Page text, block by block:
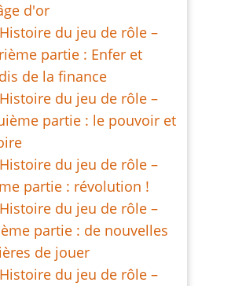
d'or
du jeu de rôle –
partie : Enfer et
de la finance
du jeu de rôle –
partie : le pouvoir et
du jeu de rôle –
partie : révolution !
du jeu de rôle –
partie : de nouvelles
de jouer
du jeu de rôle –